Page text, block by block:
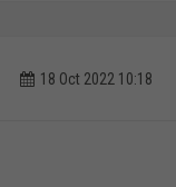
18 Oct 2022 10:18